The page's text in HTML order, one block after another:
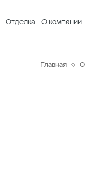
Отделка О компании
Главная О